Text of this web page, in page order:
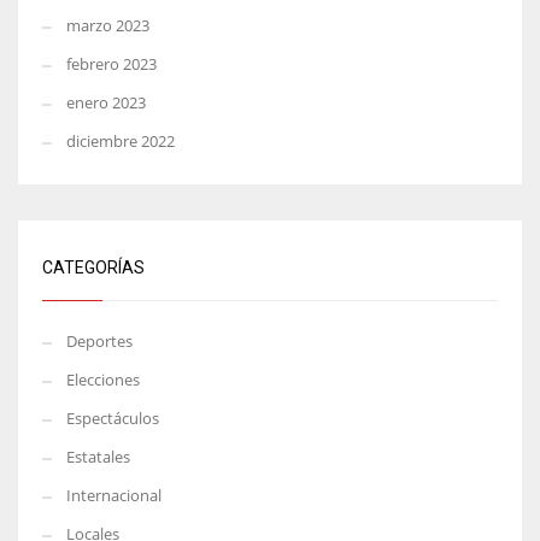
marzo 2023
febrero 2023
enero 2023
diciembre 2022
CATEGORÍAS
Deportes
Elecciones
Espectáculos
Estatales
Internacional
Locales